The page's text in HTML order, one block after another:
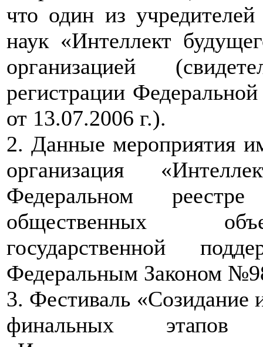
что один из
наук «Интеллект
организацией
регистрации
от 13.07.2006 г.).
2. Данные мероприятия
организация
Федеральном
общественных
государственной
Федеральным Законом
3. Фестиваль «Созидание
финальных этапов